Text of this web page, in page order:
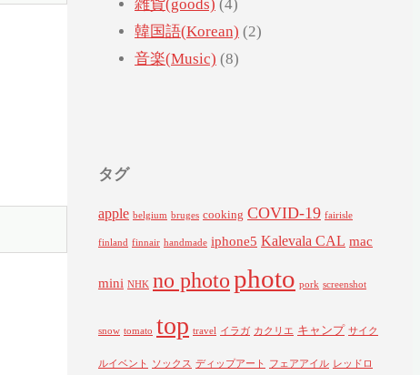
雑貨(goods) (4)
韓国語(Korean) (2)
音楽(Music) (8)
タグ
apple belgium bruges cooking COVID-19 fairisle
finland finnair handmade iphone5 Kalevala CAL mac
mini NHK no photophoto pork screenshot
snow tomato top travel イラガ カクリエ キャンプ サイク
ルイベント ソックス ディップアート フェアアイル レッドロ